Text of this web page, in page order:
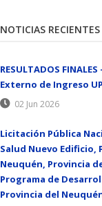
NOTICIAS RECIENTES
RESULTADOS
Externo de Ingreso
02 Jun 2026
Licitación Pública
Salud Nuevo
Neuquén, Provincia
Programa de
Provincia del Neuquén